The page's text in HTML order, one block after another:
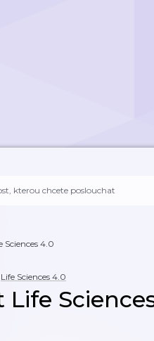
Sciences 4.0
Life Sciences 4.0
Life